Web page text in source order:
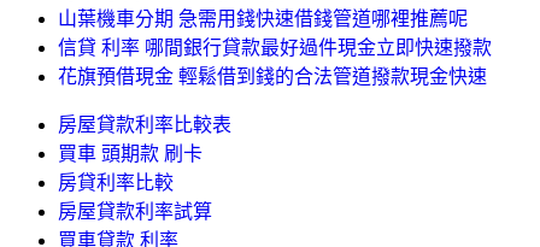
山葉機車分期 急需用錢快速借錢管道哪裡推薦呢
信貸 利率 哪間銀行貸款最好過件現金立即快速撥款
花旗預借現金 輕鬆借到錢的合法管道撥款現金快速
房屋貸款利率比較表
買車 頭期款 刷卡
房貸利率比較
房屋貸款利率試算
買車貸款 利率